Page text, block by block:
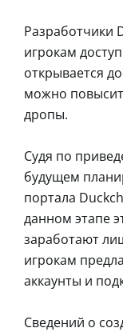
Разработчики
игрокам
открывается
можно
дропы.
Судя по
будущем
портала
данном этапе
заработают
игрокам
аккаунты и
Сведений о